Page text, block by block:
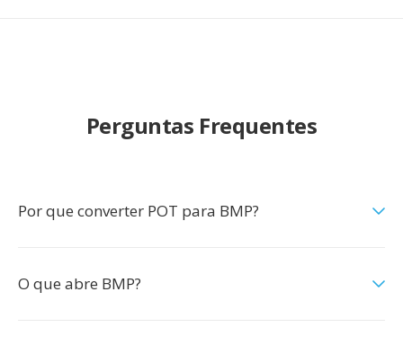
Perguntas Frequentes
Por que converter POT para BMP?
O que abre BMP?